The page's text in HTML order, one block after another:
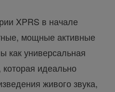
XPRS в начале
мощные активные
как универсальная
идеально
живого звука,